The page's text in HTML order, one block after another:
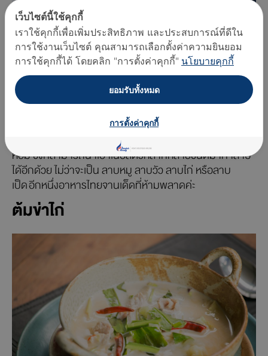
ที่มีการนำเอาเนื้อสัตว์มาทำการคลุกเคล้าเข้ากับเครื่องลาบ
อย่าง ข้าวคั่ว, พริกป่น, มะนาว, น้ำปลา, และต้นหอมผักชีหัว
หอม ซึ่งก็สามารถนำเอาเนื้อสัตว์หลากหลายชนิดมาทำลาบ
ได้อีกด้วย ไม่ว่าจะเป็น ลาบหมู ลาบวัว ลาบไก่ หรือลาบ
เป็ด อีกหนึ่งอาหารไทยจานเด็ดที่ห้ามพลาดค่ะ
ต้มข่าไก่
เว็บไซต์นี้ใช้คุกกี้
เราใช้คุกกี้เพื่อเพิ่มประสิทธิภาพ และประสบการณ์ที่ดีใน
การใช้งานเว็บไซต์ คุณสามารถเลือกตั้งค่าความยินยอม
การใช้คุกกี้ได้ โดยคลิก "การตั้งค่าคุกกี้" นโยบายคุกกี้
ยอมรับทั้งหมด
การตั้งค่าคุกกี้